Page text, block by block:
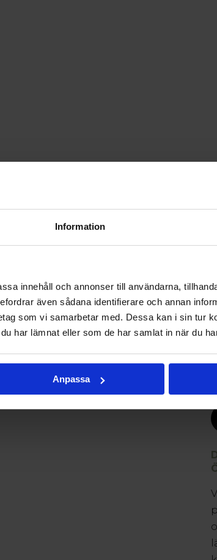
Information
innehåll och annonser till användarna,
även sådana identifierare och annan
som vi samarbetar med. Dessa kan i sin tur
har lämnat eller som de har samlat in när du
Anpassa